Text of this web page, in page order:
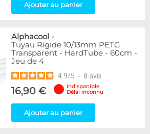
Ajouter au panier
Alphacool -
Tuyau Rigide 10/13mm PETG
Transparent - HardTube - 60cm -
Jeu de 4
4.9/5 - 8 avis
16,90 €
Indisponible
Délai inconnu
Ajouter au panier